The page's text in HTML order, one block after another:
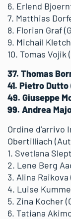
6. Erlend
7. Matthias
8. Florian Graf
9. Michail
10. Tomas Vojik
37. Thomas
41. Pietro Dutto
49. Giuseppe
99. Andrea
Ordine d’arrivo
Obertilliach
1. Svetlana
2. Lene Berg
3. Alina Raikova
4. Luise
5. Zina Kocher
6. Tatiana